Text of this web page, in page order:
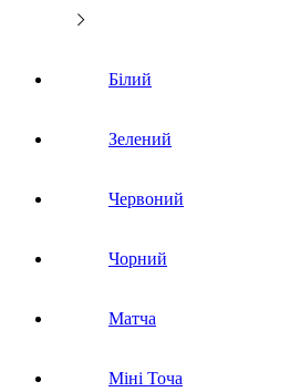
Білий
Зелений
Червоний
Чорний
Матча
Міні Точа